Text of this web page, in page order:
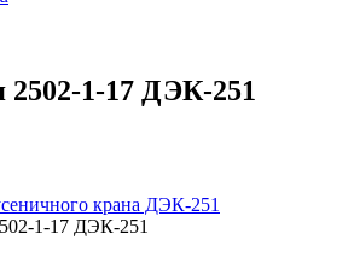
2502-1-17 ДЭК-251
крана ДЭК-251
1-17 ДЭК-251